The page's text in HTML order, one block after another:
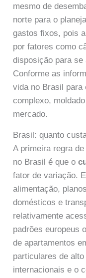
mesmo de
norte para o
gastos fixos, pois
por fatores como
disposição para
Conforme as
vida no Brasil para
complexo,
mercado.
Brasil: quanto
A primeira regra
no Brasil é que o
fator de variação.
alimentação,
domésticos e
relativamente
padrões europeus
de apartamentos
particulares de
internacionais e o